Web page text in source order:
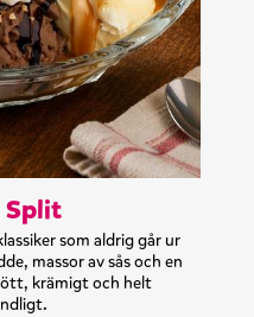
Split
som aldrig går ur
massor av sås och en
krämigt och helt